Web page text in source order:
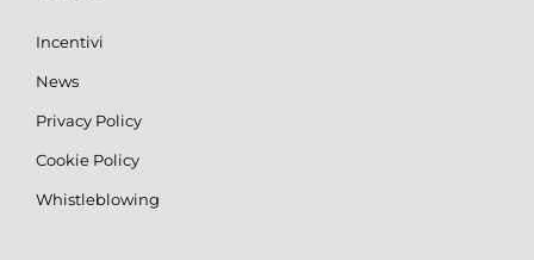
Incentivi
News
Privacy Policy
Cookie Policy
Whistleblowing